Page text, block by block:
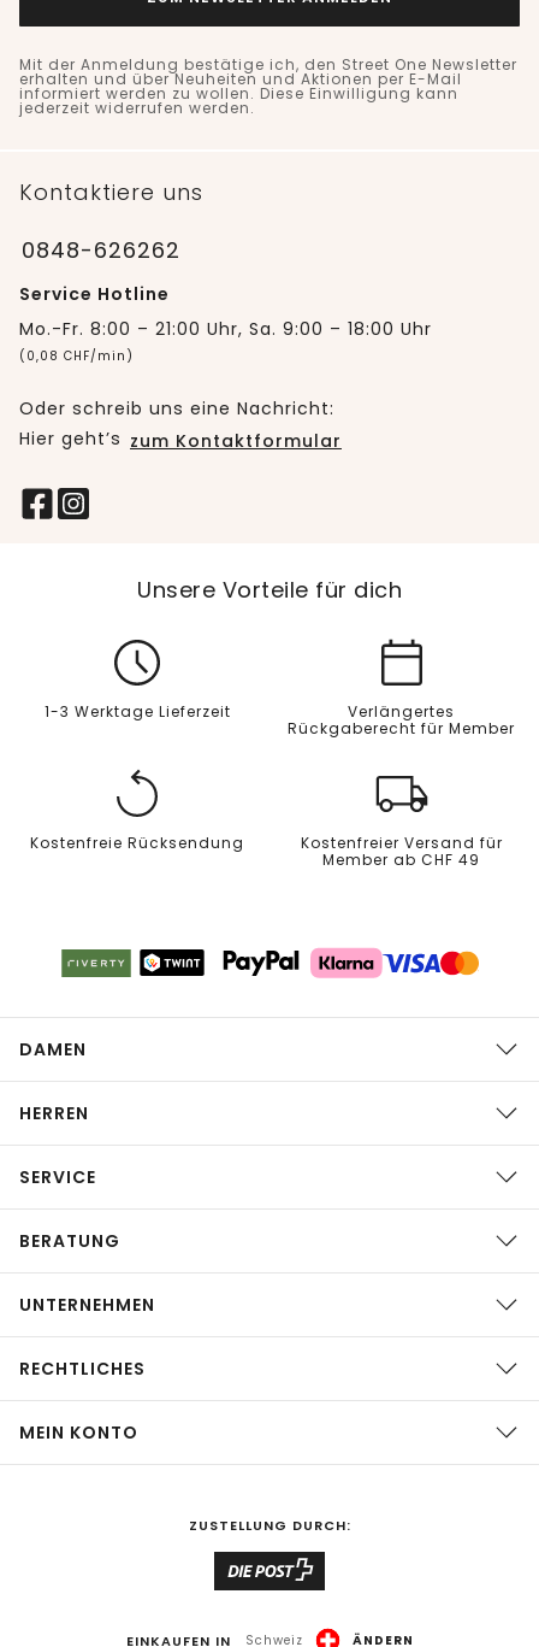
Mit der Anmeldung bestätige ich, den Street One Newsletter
erhalten und über Neuheiten und Aktionen per E-Mail
informiert werden zu wollen. Diese Einwilligung kann
jederzeit widerrufen werden.
Kontaktiere uns
0848-626262
Service Hotline
Mo.-Fr. 8:00 – 21:00 Uhr, Sa. 9:00 – 18:00 Uhr
(0,08 CHF/min)
Oder schreib uns eine Nachricht:
Hier geht’s zum Kontaktformular
Unsere Vorteile für dich
1-3 Werktage Lieferzeit
Verlängertes
Rückgaberecht für Member
Kostenfreie Rücksendung
Kostenfreier Versand für
Member ab CHF 49
DAMEN
HERREN
SERVICE
BERATUNG
UNTERNEHMEN
RECHTLICHES
MEIN KONTO
ZUSTELLUNG DURCH:
EINKAUFEN IN Schweiz ÄNDERN